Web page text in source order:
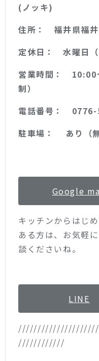
(ノッキ)
住所： 福井県福
定休日： 水曜日（
営業時間： 10:00
制）
電話番号：
駐車場： あり（無
Google
キッチンからはじ
ある方は、お気軽
談くださいね。
LINE
////////////